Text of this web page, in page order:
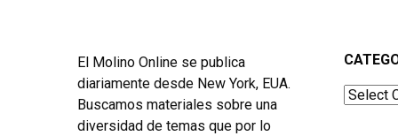
El Molino Online se publica
diariamente desde New York, EUA.
Buscamos materiales sobre una
diversidad de temas que por lo